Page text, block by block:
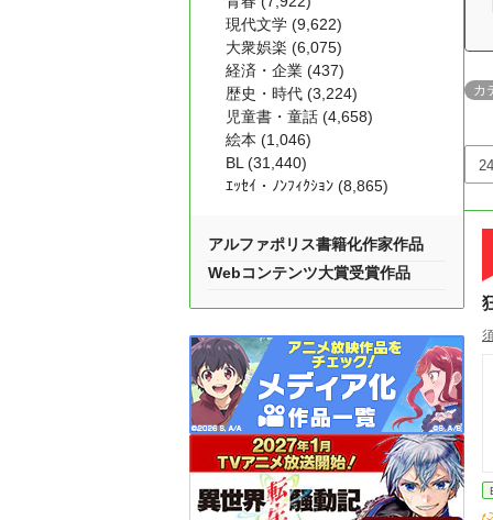
カ
現代文学 (9,622)
大衆娯楽 (6,075)
経済・企業 (437)
歴史・時代 (3,224)
児童書・童話 (4,658)
絵本 (1,046)
BL (31,440)
ｴｯｾｲ・ﾉﾝﾌｨｸｼｮﾝ (8,865)
アルファポリス書籍化作家作品
Webコンテンツ大賞受賞作品